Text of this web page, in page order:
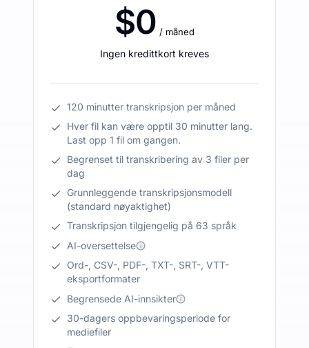
$0 / måned
Ingen kredittkort kreves
120 minutter transkripsjon per måned
Hver fil kan være opptil 30 minutter lang.
Last opp 1 fil om gangen.
Begrenset til transkribering av 3 filer per
dag
Grunnleggende transkripsjonsmodell
(standard nøyaktighet)
Transkripsjon tilgjengelig på 63 språk
AI-oversettelse
Ord-, CSV-, PDF-, TXT-, SRT-, VTT-
eksportformater
Begrensede AI-innsikter
30-dagers oppbevaringsperiode for
mediefiler